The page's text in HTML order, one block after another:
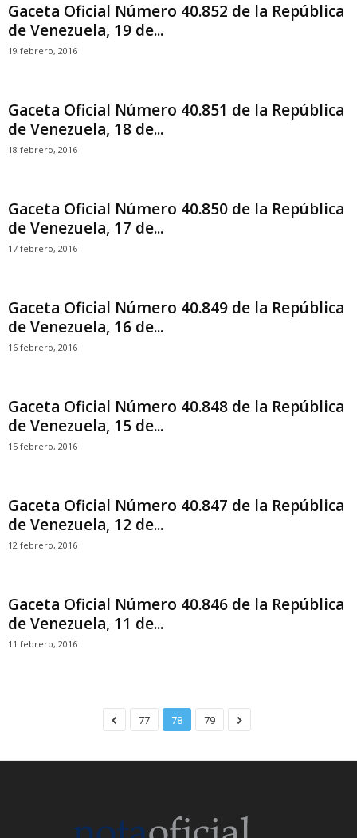
Gaceta Oficial Número 40.852 de la República
de Venezuela, 19 de...
19 febrero, 2016
Gaceta Oficial Número 40.851 de la República
de Venezuela, 18 de...
18 febrero, 2016
Gaceta Oficial Número 40.850 de la República
de Venezuela, 17 de...
17 febrero, 2016
Gaceta Oficial Número 40.849 de la República
de Venezuela, 16 de...
16 febrero, 2016
Gaceta Oficial Número 40.848 de la República
de Venezuela, 15 de...
15 febrero, 2016
Gaceta Oficial Número 40.847 de la República
de Venezuela, 12 de...
12 febrero, 2016
Gaceta Oficial Número 40.846 de la República
de Venezuela, 11 de...
11 febrero, 2016
77 78 79